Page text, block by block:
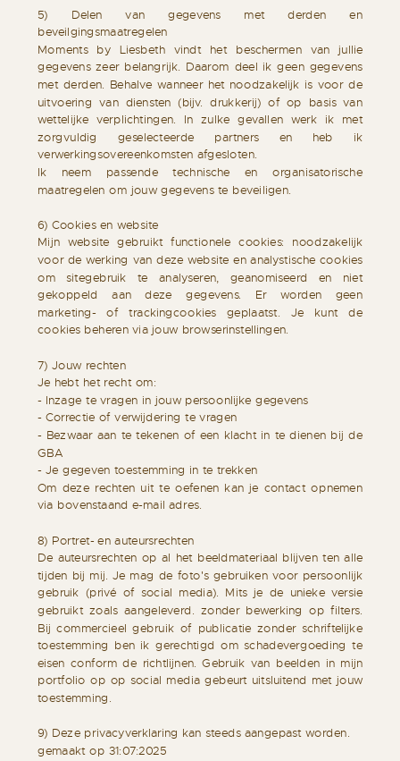
5) Delen van gegevens met derden en
beveilgingsmaatregelen
Moments by Liesbeth vindt het beschermen van jullie
gegevens zeer belangrijk. Daarom deel ik geen gegevens
met derden. Behalve wanneer het noodzakelijk is voor de
uitvoering van diensten (bijv. drukkerij) of op basis van
wettelijke verplichtingen. In zulke gevallen werk ik met
zorgvuldig geselecteerde partners en heb ik
verwerkingsovereenkomsten afgesloten.
Ik neem passende technische en organisatorische
maatregelen om jouw gegevens te beveiligen.
6) Cookies en website
Mijn website gebruikt functionele cookies: noodzakelijk
voor de werking van deze website en analystische cookies
om sitegebruik te analyseren, geanomiseerd en niet
gekoppeld aan deze gegevens. Er worden geen
marketing- of trackingcookies geplaatst. Je kunt de
cookies beheren via jouw browserinstellingen.
7) Jouw rechten
Je hebt het recht om:
- Inzage te vragen in jouw persoonlijke gegevens
- Correctie of verwijdering te vragen
- Bezwaar aan te tekenen of een klacht in te dienen bij de
GBA
- Je gegeven toestemming in te trekken
Om deze rechten uit te oefenen kan je contact opnemen
via bovenstaand e-mail adres.
8) Portret- en auteursrechten
De auteursrechten op al het beeldmateriaal blijven ten alle
tijden bij mij. Je mag de foto's gebruiken voor persoonlijk
gebruik (privé of social media). Mits je de unieke versie
gebruikt zoals aangeleverd. zonder bewerking op filters.
Bij commercieel gebruik of publicatie zonder schriftelijke
toestemming ben ik gerechtigd om schadevergoeding te
eisen conform de richtlijnen. Gebruik van beelden in mijn
portfolio op op social media gebeurt uitsluitend met jouw
toestemming.
9) Deze privacyverklaring kan steeds aangepast worden.
gemaakt op 31:07:2025